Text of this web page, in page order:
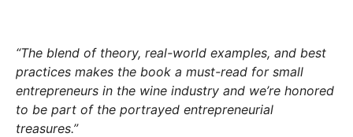
“The blend of theory, real-world examples, and best
practices makes the book a must-read for small
entrepreneurs in the wine industry and we’re honored
to be part of the portrayed entrepreneurial
treasures.”